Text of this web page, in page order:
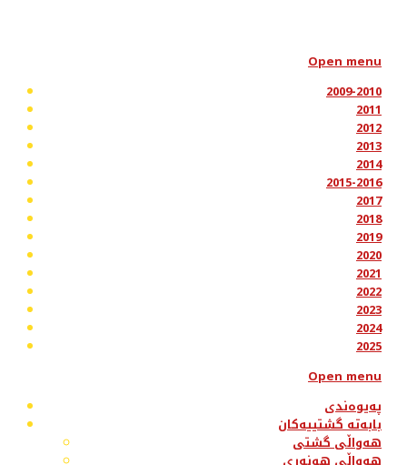
Open menu
2009-2010
2011
2012
2013
2014
2015-2016
2017
2018
2019
2020
2021
2022
2023
2024
2025
Open menu
پەیوەندی
بابەتە گشتییەکان
هەواڵی گشتی